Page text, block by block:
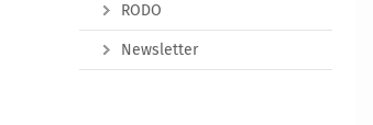
RODO
Newsletter